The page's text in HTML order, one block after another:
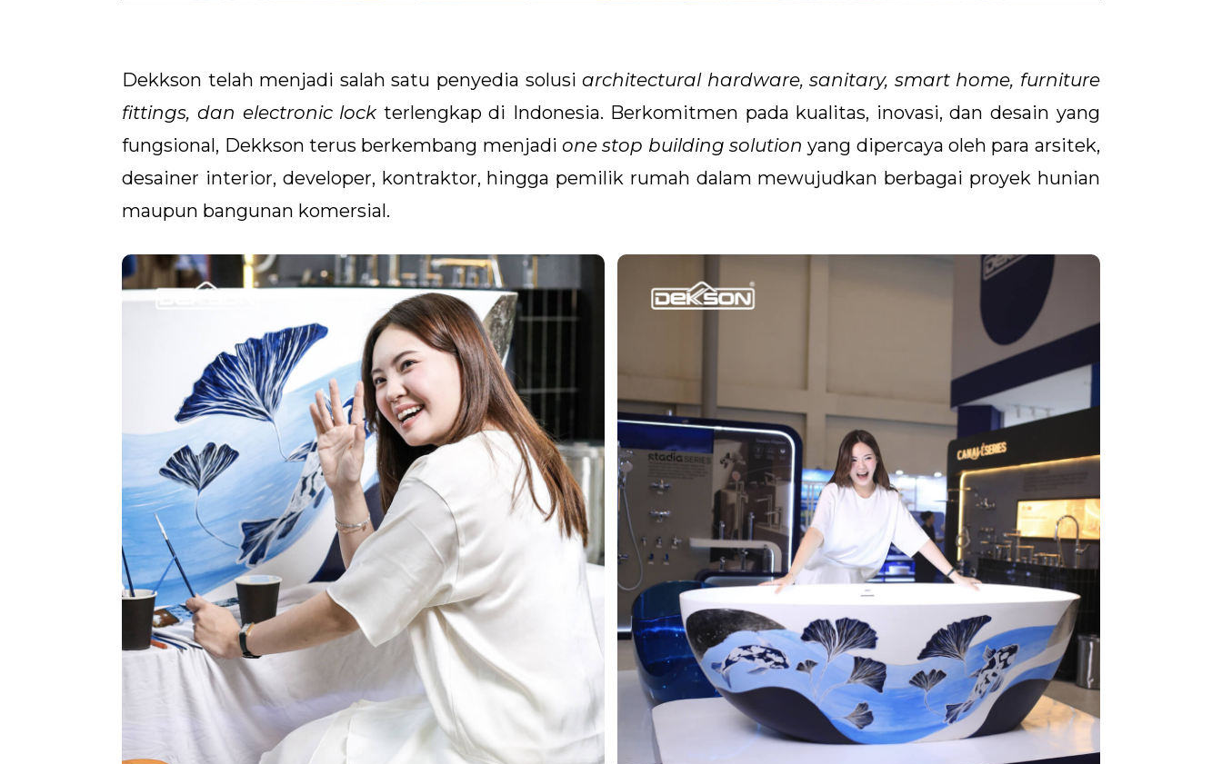
Dekkson telah menjadi salah satu penyedia solusiarchitectural hardware, sanitary, smart home, furniture
fittings, dan electronic lock terlengkap di Indonesia. Berkomitmen pada kualitas, inovasi, dan desain yang
fungsional, Dekkson terus berkembang menjadione stop building solution yang dipercaya oleh para arsitek,
desainer interior, developer, kontraktor, hingga pemilik rumah dalam mewujudkan berbagai proyek hunian
maupun bangunan komersial.